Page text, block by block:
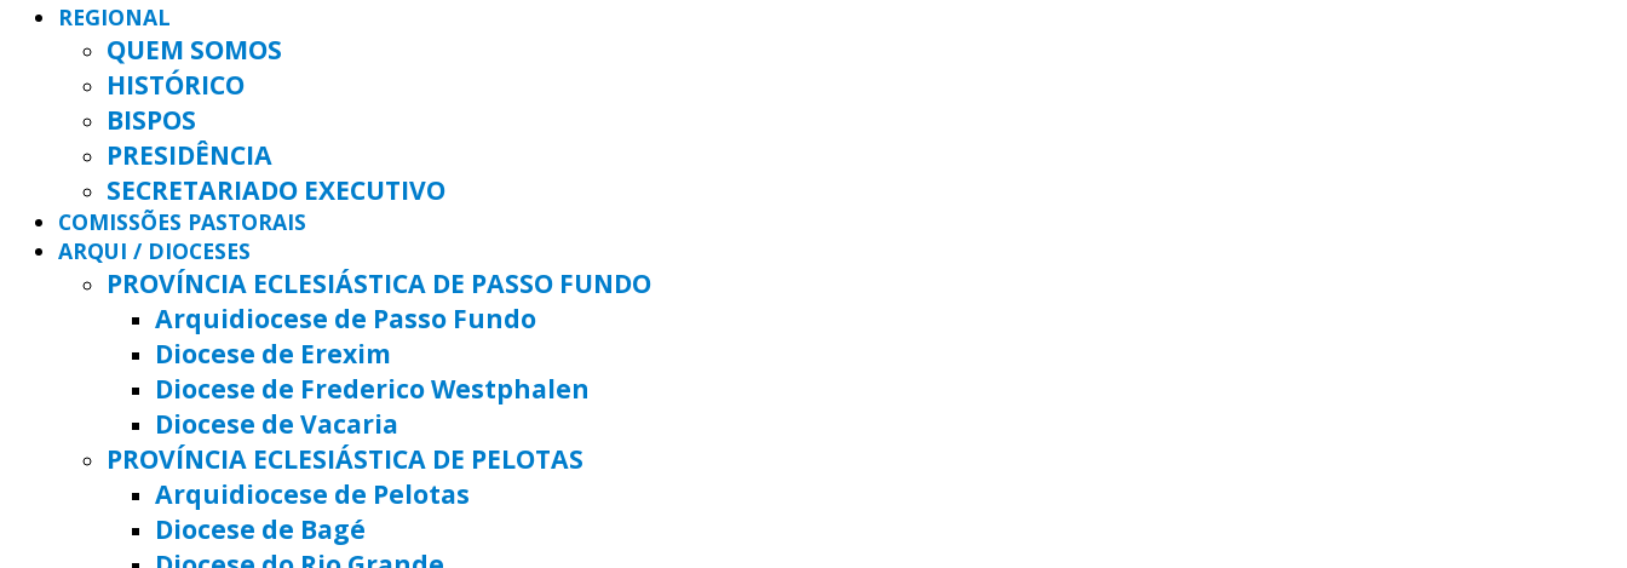
REGIONAL
QUEM SOMOS
HISTÓRICO
BISPOS
PRESIDÊNCIA
SECRETARIADO EXECUTIVO
COMISSÕES PASTORAIS
ARQUI / DIOCESES
PROVÍNCIA ECLESIÁSTICA DE PASSO FUNDO
Arquidiocese de Passo Fundo
Diocese de Erexim
Diocese de Frederico Westphalen
Diocese de Vacaria
PROVÍNCIA ECLESIÁSTICA DE PELOTAS
Arquidiocese de Pelotas
Diocese de Bagé